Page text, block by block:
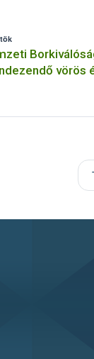
vörös
és a